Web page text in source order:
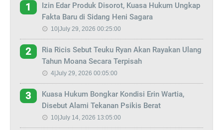
1
Izin Edar Produk Disorot, Kuasa Hukum Ungkap
Fakta Baru di Sidang Heni Sagara
10|July 29, 2026 00:25:00
2
Ria Ricis Sebut Teuku Ryan Akan Rayakan Ulang
Tahun Moana Secara Terpisah
4|July 29, 2026 00:05:00
3
Kuasa Hukum Bongkar Kondisi Erin Wartia,
Disebut Alami Tekanan Psikis Berat
10|July 14, 2026 13:05:00